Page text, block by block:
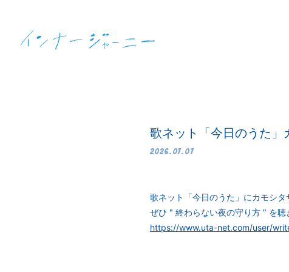
歌ネット「今日のうた」
2026.07.07
歌ネット「今日のうた」にカモシ
ぜひ " 終わらない夜の守り方 " を
https://www.uta-net.com/user/